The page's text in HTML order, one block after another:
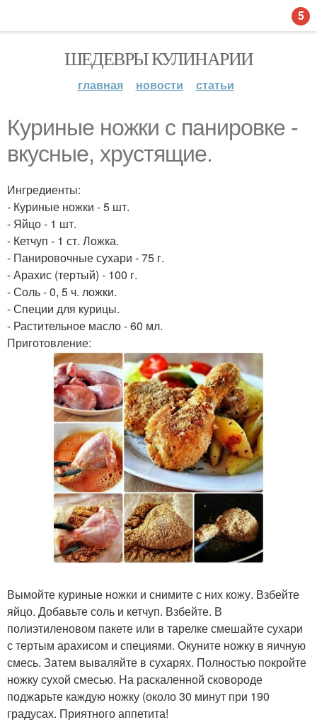
ШЕДЕВРЫ КУЛИНАРИИ
главная новости статьи
Куриные ножки с панировке -
вкусные, хрустящие.
Ингредиенты:
- Куриные ножки - 5 шт.
- Яйцо - 1 шт.
- Кетчуп - 1 ст. Ложка.
- Панировочные сухари - 75 г.
- Арахис (тертый) - 100 г.
- Соль - 0, 5 ч. ложки.
- Специи для курицы.
- Растительное масло - 60 мл.
Приготовление:
Вымойте куриные ножки и снимите с них кожу. Взбейте
яйцо. Добавьте соль и кетчуп. Взбейте. В
полиэтиленовом пакете или в тарелке смешайте сухари
с тертым арахисом и специями. Окуните ножку в яичную
смесь. Затем вываляйте в сухарях. Полностью покройте
ножку сухой смесью. На раскаленной сковороде
поджарьте каждую ножку (около 30 минут при 190
градусах. Приятного аппетита!
5